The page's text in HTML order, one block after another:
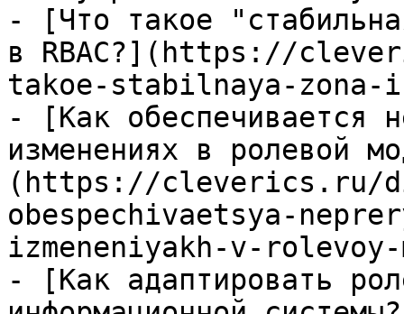
- [Что такое
в RBAC?](https://
takoe-stabilnaya-zona-
- [Как обеспечивается
изменениях в ролевой
(https://cleverics.ru/
obespechivaetsya-
izmeneniyakh-v-
- [Как адаптировать